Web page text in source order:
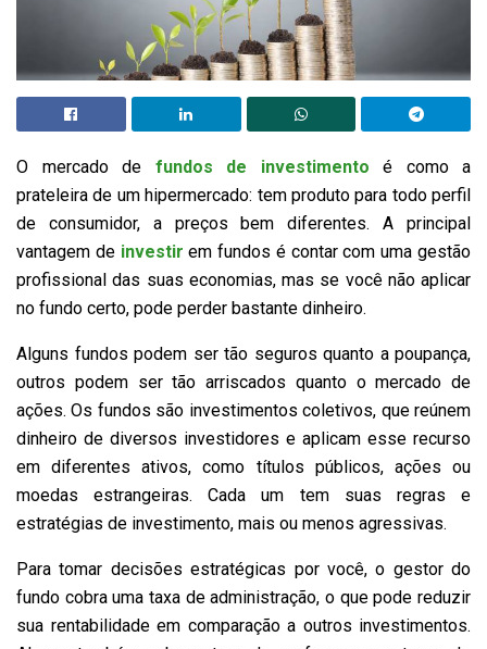
O mercado de fundos de investimento é como a
prateleira de um hipermercado: tem produto para todo perfil
de consumidor, a preços bem diferentes. A principal
vantagem de investir em fundos é contar com uma gestão
profissional das suas economias, mas se você não aplicar
no fundo certo, pode perder bastante dinheiro.
Alguns fundos podem ser tão seguros quanto a poupança,
outros podem ser tão arriscados quanto o mercado de
ações. Os fundos são investimentos coletivos, que reúnem
dinheiro de diversos investidores e aplicam esse recurso
em diferentes ativos, como títulos públicos, ações ou
moedas estrangeiras. Cada um tem suas regras e
estratégias de investimento, mais ou menos agressivas.
Para tomar decisões estratégicas por você, o gestor do
fundo cobra uma taxa de administração, o que pode reduzir
sua rentabilidade em comparação a outros investimentos.